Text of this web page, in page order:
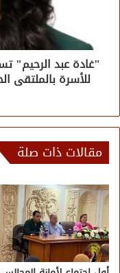
"غادة عبد الرحيم"
للأسرة بالملتقى
مقالات ذات صلة